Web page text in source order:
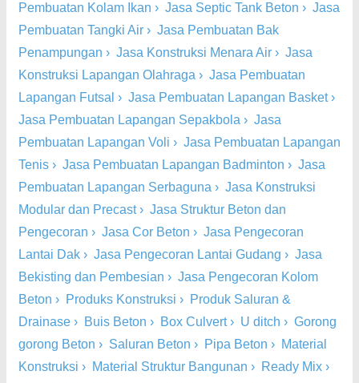
Pembuatan Kolam Ikan › Jasa Septic Tank Beton › Jasa
Pembuatan Tangki Air › Jasa Pembuatan Bak
Penampungan › Jasa Konstruksi Menara Air › Jasa
Konstruksi Lapangan Olahraga › Jasa Pembuatan
Lapangan Futsal › Jasa Pembuatan Lapangan Basket›
Jasa Pembuatan Lapangan Sepakbola › Jasa
Pembuatan Lapangan Voli › Jasa Pembuatan Lapangan
Tenis › Jasa Pembuatan Lapangan Badminton › Jasa
Pembuatan Lapangan Serbaguna › Jasa Konstruksi
Modular dan Precast› Jasa Struktur Beton dan
Pengecoran › Jasa Cor Beton › Jasa Pengecoran
Lantai Dak › Jasa Pengecoran Lantai Gudang › Jasa
Bekisting dan Pembesian › Jasa Pengecoran Kolom
Beton › Produks Konstruksi › Produk Saluran &
Drainase › Buis Beton › Box Culvert› U ditch › Gorong
gorong Beton › Saluran Beton › Pipa Beton › Material
Konstruksi › Material Struktur Bangunan › Ready Mix ›